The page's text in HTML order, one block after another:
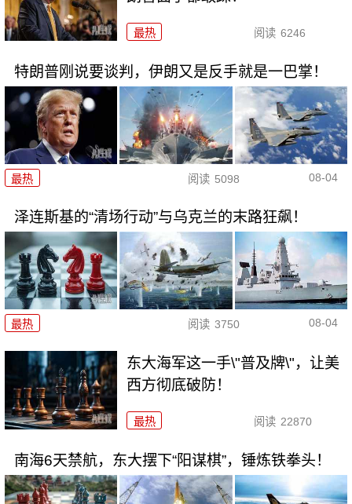
最热 阅读 6246
特朗普刚说要谈判，伊朗又是反手就是一巴掌！
最热 阅读 5098 08-04
泽连斯基的“清场行动”与乌克兰的末路狂飙！
最热 阅读 3750 08-04
东大海军这一手\"普及牌\"，让美
西方彻底破防！
最热 阅读 22870
南海6天禁航，东大摆下“阳谋棋”，锤炼铁拳头！